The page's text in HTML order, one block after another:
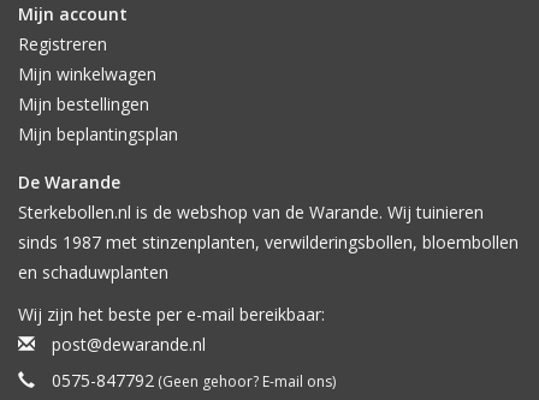
Mijn account
Registreren
Mijn winkelwagen
Mijn bestellingen
Mijn beplantingsplan
De Warande
Sterkebollen.nl is de webshop van de Warande. Wij tuinieren
sinds 1987 met stinzenplanten, verwilderingsbollen, bloembollen
en schaduwplanten
Wij zijn het beste per e-mail bereikbaar:
post@dewarande.nl
0575-847792 (Geen gehoor? E-mail ons)